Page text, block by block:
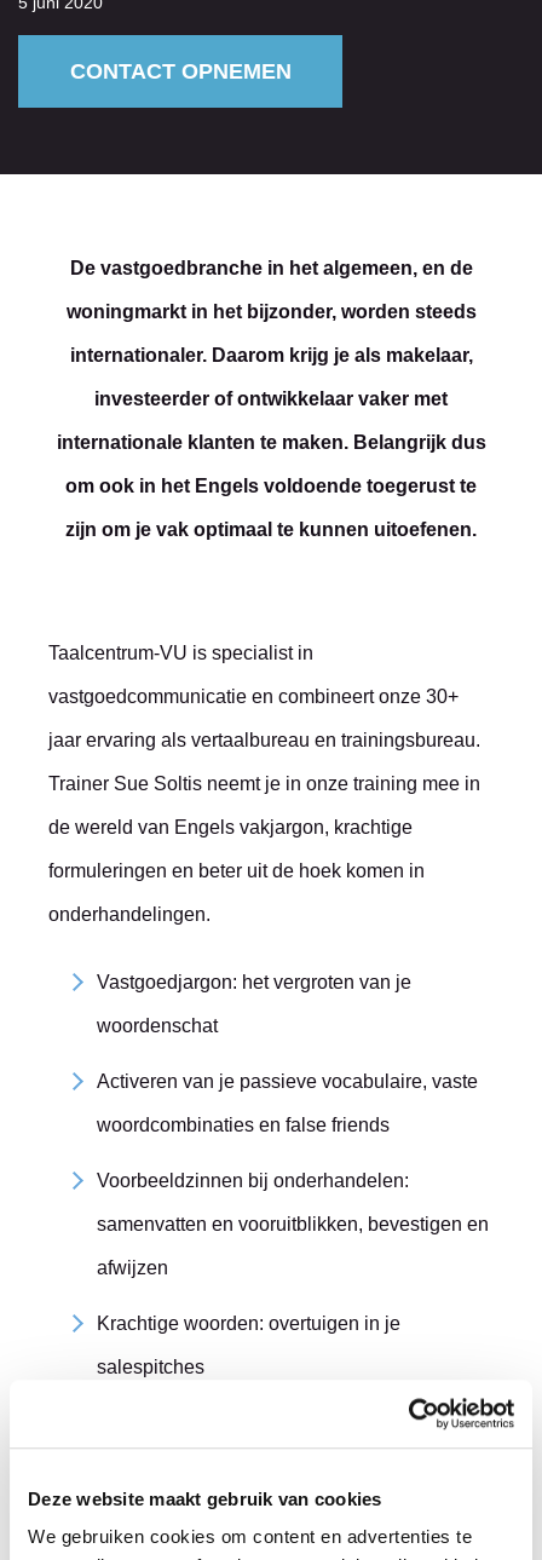
Deze website maakt gebruik van cookies
We gebruiken cookies om content en advertenties te
CONTACT OPNEMEN
De vastgoedbranche in het algemeen, en de
woningmarkt in het bijzonder, worden steeds
internationaler. Daarom krijg je als makelaar,
investeerder of ontwikkelaar vaker met
internationale klanten te maken. Belangrijk dus
om ook in het Engels voldoende toegerust te
zijn om je vak optimaal te kunnen uitoefenen.
Taalcentrum-VU is specialist in
vastgoedcommunicatie en combineert onze 30+
jaar ervaring als vertaalbureau en trainingsbureau.
Trainer Sue Soltis neemt je in onze training mee in
de wereld van Engels vakjargon, krachtige
formuleringen en beter uit de hoek komen in
onderhandelingen.
Vastgoedjargon: het vergroten van je
woordenschat
Activeren van je passieve vocabulaire, vaste
woordcombinaties en false friends
Voorbeeldzinnen bij onderhandelen:
samenvatten en vooruitblikken, bevestigen en
afwijzen
Krachtige woorden: overtuigen in je
salespitches
Tips en trucs: terminologie opzoeken en slim